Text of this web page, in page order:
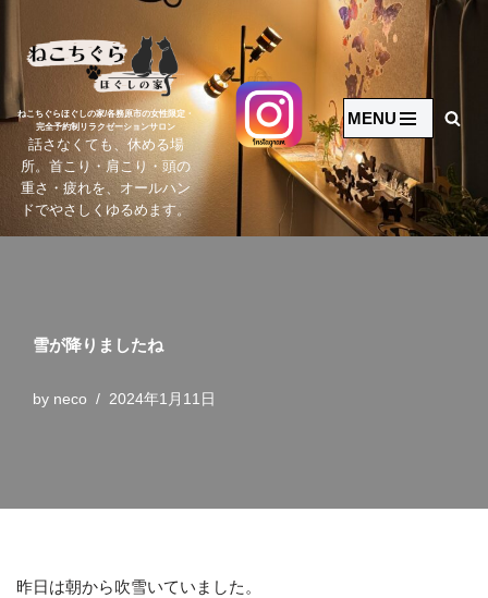
コ
ン
テ
ン
ツ
へ
ス
キ
ねこちぐらほぐしの家/各務原市の女性限定・
完全予約制リラクゼーションサロン
話さなくても、休める場
所。首こり・肩こり・頭の
重さ・疲れを、オールハン
ドでやさしくゆるめます。
MENU
雪が降りましたね
by neco 2024年1月11日
昨日は朝から吹雪いていました。